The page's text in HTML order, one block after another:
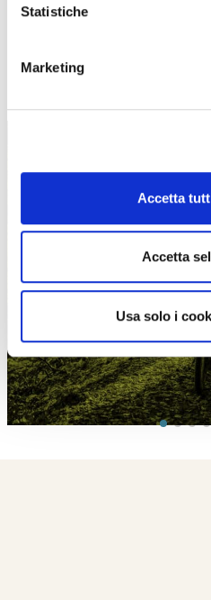
Statistiche
Marketing
Accetta
Accetta
Usa solo i
TUTTE LE CATEGORIE DEL
PROPOSTE